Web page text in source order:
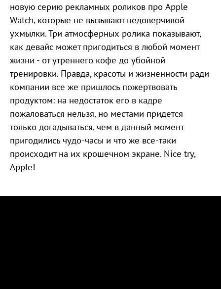
новую серию рекламных роликов про Apple
Watch, которые не вызывают недоверчивой
ухмылки. Три атмосферных ролика показывают,
как девайс может пригодиться в любой момент
жизни - от утреннего кофе до убойной
тренировки. Правда, красоты и жизненности ради
компании все же пришлось пожертвовать
продуктом: на недостаток его в кадре
пожаловаться нельзя, но местами придется
только догадываться, чем в данный момент
пригодились чудо-часы и что же все-таки
происходит на их крошечном экране. Nice try,
Apple!